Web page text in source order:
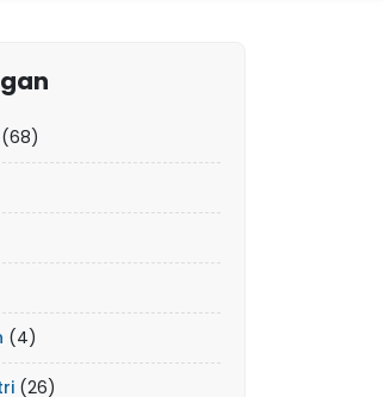
(68)
(4)
(26)